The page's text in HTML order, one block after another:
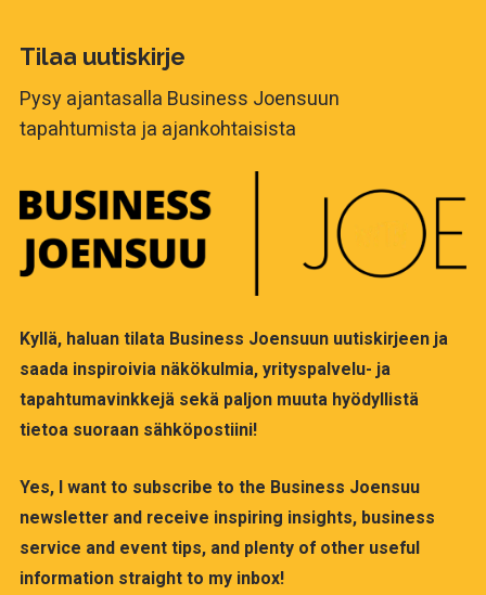
Tilaa uutiskirje
Pysy ajantasalla Business Joensuun
tapahtumista ja ajankohtaisista
Kyllä, haluan tilata Business Joensuun uutiskirjeen ja
saada inspiroivia näkökulmia, yrityspalvelu- ja
tapahtumavinkkejä sekä paljon muuta hyödyllistä
tietoa suoraan sähköpostiini!
Yes, I want to subscribe to the Business Joensuu
newsletter and receive inspiring insights, business
service and event tips, and plenty of other useful
information straight to my inbox!